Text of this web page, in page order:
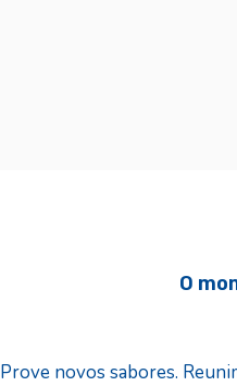
O
Prove novos sabores.